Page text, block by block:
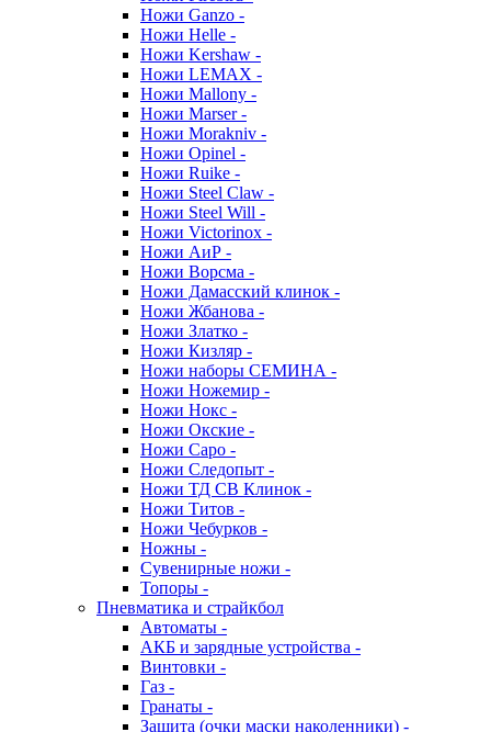
Ножи Ganzo -
Ножи Helle -
Ножи Kershaw -
Ножи LEMAX -
Ножи Mallony -
Ножи Marser -
Ножи Morakniv -
Ножи Opinel -
Ножи Ruike -
Ножи Steel Claw -
Ножи Steel Will -
Ножи Victorinox -
Ножи АиР -
Ножи Ворсма -
Ножи Дамасский клинок -
Ножи Жбанова -
Ножи Златко -
Ножи Кизляр -
Ножи наборы СЕМИНА -
Ножи Ножемир -
Ножи Нокс -
Ножи Окские -
Ножи Саро -
Ножи Следопыт -
Ножи ТД СВ Клинок -
Ножи Титов -
Ножи Чебурков -
Ножны -
Сувенирные ножи -
Топоры -
Пневматика и страйкбол
Автоматы -
АКБ и зарядные устройства -
Винтовки -
Газ -
Гранаты -
Защита (очки маски наколенники) -